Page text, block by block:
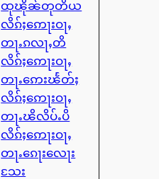
ထုၽိုၼ်တုတိယ
လိၵ်ႈဢေႃးဝႃႇ
တႃႉၵလႃႇတိ
လိၵ်ႈဢေႃးဝႃႇ
တႃႉဢေးၽႅတ်ႈ
လိၵ်ႈဢေႃးဝႃႇ
တႃႉၽိလိပ်ႉပိ
လိၵ်ႈဢေႃးဝႃႇ
တႃႉၵေႃးလေႃး
သႄး